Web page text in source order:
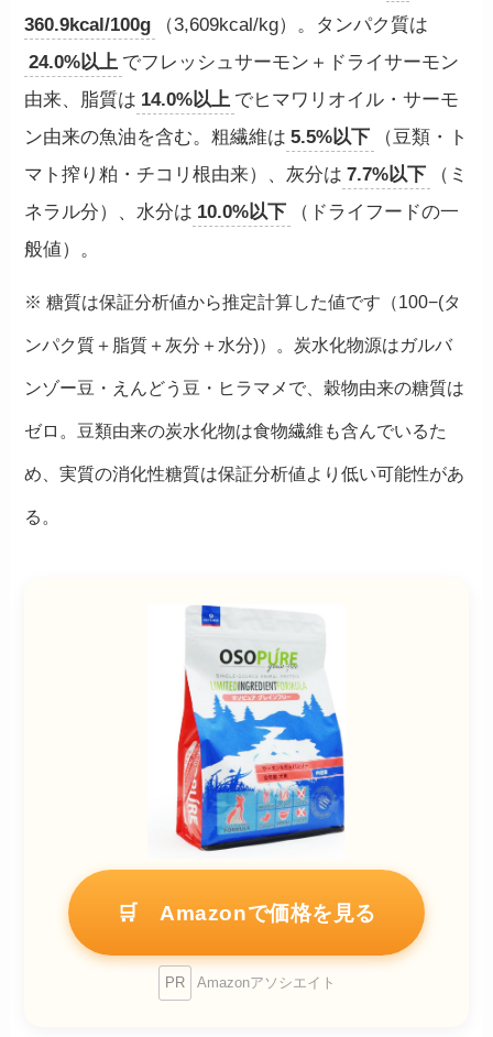
360.9kcal/100g
（3,609kcal/kg）。タンパク質は
24.0%以上 でフレッシュサーモン＋ドライサーモン
由来、脂質は 14.0%以上 でヒマワリオイル・サーモ
ン由来の魚油を含む。粗繊維は 5.5%以下
（豆類・ト
マト搾り粕・チコリ根由来）、灰分は 7.7%以下
（ミ
ネラル分）、水分は 10.0%以下
（ドライフードの一
般値）。
※ 糖質は保証分析値から推定計算した値です（100−(タ
ンパク質＋脂質＋灰分＋水分)）。炭水化物源はガルバ
ンゾー豆・えんどう豆・ヒラマメで、穀物由来の糖質は
ゼロ。豆類由来の炭水化物は食物繊維も含んでいるた
め、実質の消化性糖質は保証分析値より低い可能性があ
る。
🛒 Amazonで価格を見る
PR Amazonアソシエイト